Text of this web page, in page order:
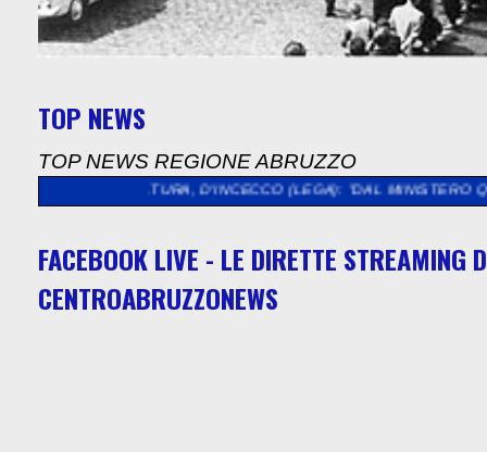
TOP NEWS
TOP NEWS REGIONE ABRUZZO
CULTURA, D'INCECCO (LEGA): "DAL MINISTERO QUASI 5
FACEBOOK LIVE - LE DIRETTE STREAMING
CENTROABRUZZONEWS